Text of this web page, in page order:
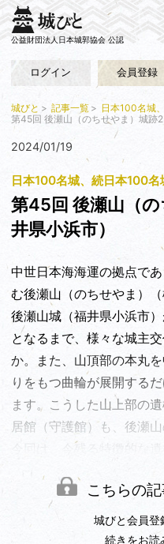
公益財団法人日本城郭協会 公認
ログイン 会員登録
城びと 記事一覧
日本100名城
第45回 後瀬山（のちせやま）城跡2
2024/01/19
日本100名城、続日本100
第45回 後瀬山（
井県小浜市）
中世日本海海運の拠点で
む後瀬山（のちせやま）
後瀬山城（福井県小浜市
となるまで、様々な城主
か。また、山頂部の本丸
りをもつ曲輪が展開する
ます。こうした山上部の
居館（守護館）も、後瀬
今回は、今残る特徴的な
こちらの記
城びと会員登
続きをお読